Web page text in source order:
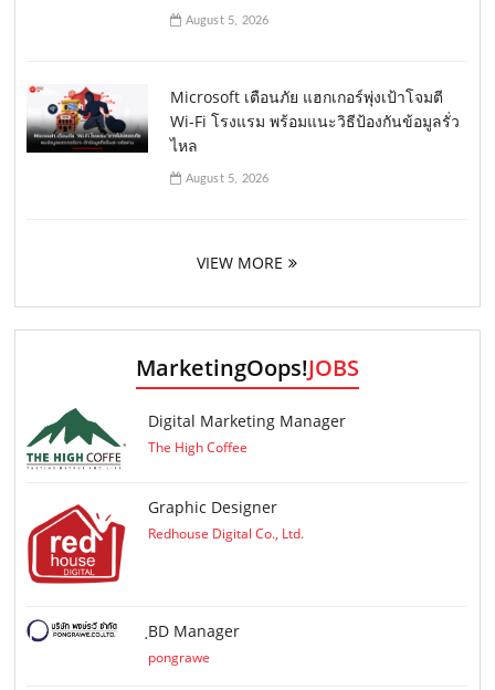
August 5, 2026
Microsoft เตือนภัย แฮกเกอร์พุ่งเป้าโจมตี
Wi-Fi โรงแรม พร้อมแนะวิธีป้องกันข้อมูลรั่ว
ไหล
August 5, 2026
VIEW MORE
MarketingOops!JOBS
Digital Marketing Manager
The High Coffee
Graphic Designer
Redhouse Digital Co., Ltd.
ฺBD Manager
pongrawe